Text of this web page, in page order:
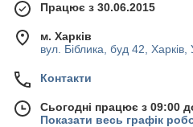
Працює з 30.06.2015
м. Харків
вул. Біблика, буд 42, Харків,
Контакти
Сьогодні працює з 09:00
Показати весь графік